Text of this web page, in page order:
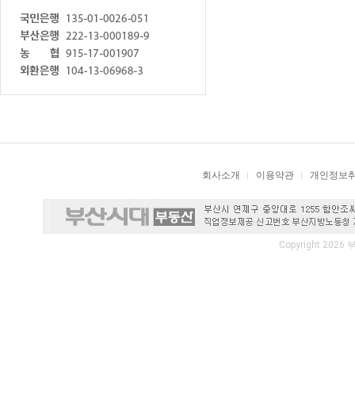
회사소개 이용약관 개인정보
Copyright 2026